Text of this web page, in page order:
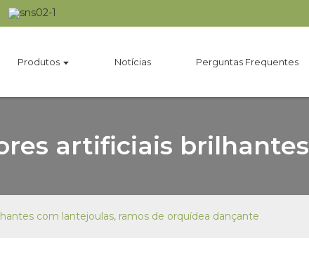
Produtos Notícias Perguntas Frequentes
artificiais brilhantes
com lantejoulas, ramos de orquídea dançante